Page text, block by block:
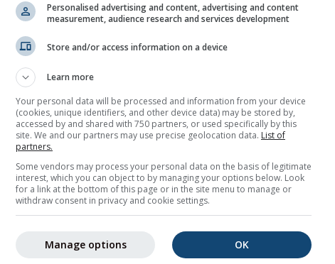
Personalised advertising and content, advertising and content
measurement, audience research and services development
Store and/or access information on a device
Learn more
Your personal data will be processed and information from your device
(cookies, unique identifiers, and other device data) may be stored by,
accessed by and shared with 750 partners, or used specifically by this
site. We and our partners may use precise geolocation data. List of
partners.
Some vendors may process your personal data on the basis of legitimate
interest, which you can object to by managing your options below. Look
for a link at the bottom of this page or in the site menu to manage or
withdraw consent in privacy and cookie settings.
OK
Manage options